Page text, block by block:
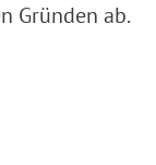
Gründen ab.